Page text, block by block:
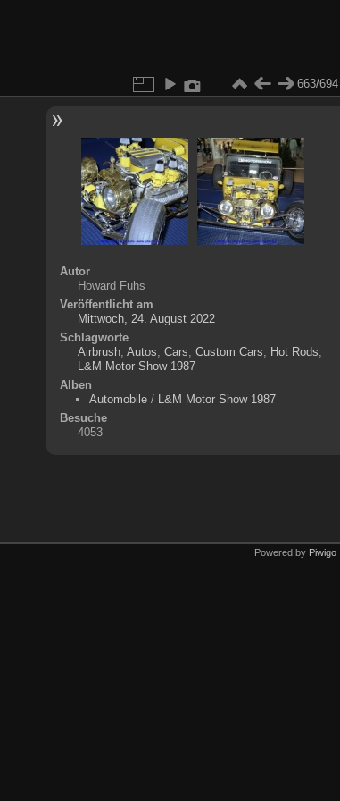
663/694
Autor
Howard Fuhs
Veröffentlicht am
Mittwoch, 24. August 2022
Schlagworte
Airbrush, Autos Cars Custom Cars Hot Rods
L&M Motor Show 1987
Alben
Automobile/ L&M Motor Show 1987
Besuche
4053
Powered by Piwigo